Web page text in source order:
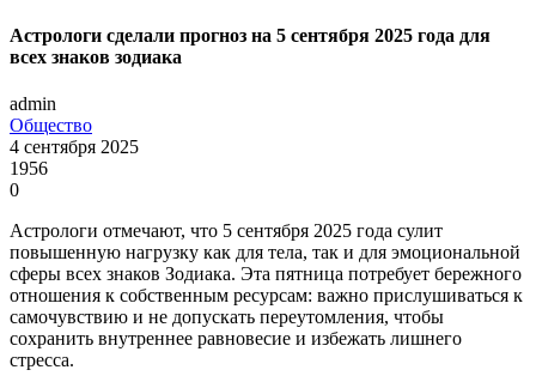
Астрологи сделали прогноз на 5 сентября 2025 года для
всех знаков зодиака
admin
Общество
4 сентября 2025
1956
0
Астрологи отмечают, что 5 сентября 2025 года сулит
повышенную нагрузку как для тела, так и для эмоциональной
сферы всех знаков Зодиака. Эта пятница потребует бережного
отношения к собственным ресурсам: важно прислушиваться к
самочувствию и не допускать переутомления, чтобы
сохранить внутреннее равновесие и избежать лишнего
стресса.